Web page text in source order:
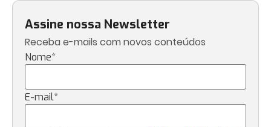
Assine nossa Newsletter
Receba e-mails com novos conteúdos
Nome*
E-mail*